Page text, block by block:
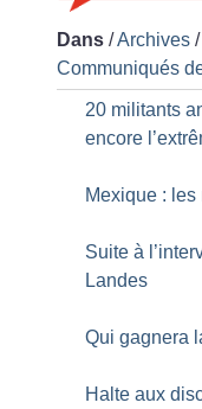
Dans /Archives
Communiqués
20 militants
encore
Mexique :
Suite à
Landes
Qui gagnera
Halte aux